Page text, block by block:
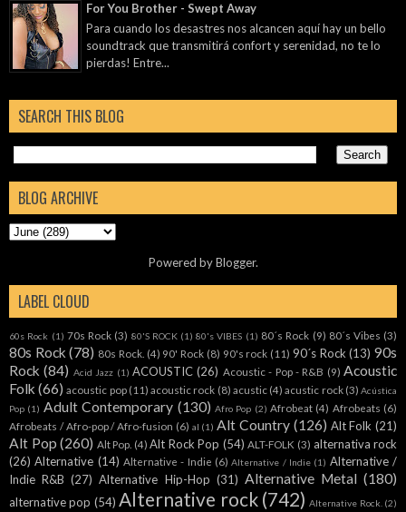
For You Brother - Swept Away
Para cuando los desastres nos alcancen aquí hay un bello
soundtrack que transmitirá confort y serenidad, no te lo
pierdas! Entre...
SEARCH THIS BLOG
BLOG ARCHIVE
Powered byBlogger.
LABEL CLOUD
60s Rock (1) 70s Rock (3) 80'S ROCK (1) 80's VIBES (1) 80´s Rock (9) 80´s Vibes (3)
80s Rock (78) 80s Rock. (4) 90' Rock (8) 90's rock (11) 90´s Rock (13) 90s
Rock (84) Acid Jazz (1) ACOUSTIC (26) Acoustic - Pop - R&B (9) Acoustic
Folk (66) acoustic pop (11) acoustic rock (8) acustic (4) acustic rock (3) Acústica
Pop (1) Adult Contemporary (130) Afro Pop (2) Afrobeat (4) Afrobeats (6)
Afrobeats / Afro-pop / Afro-fusion (6) al (1) Alt Country (126) Alt Folk (21)
Alt Pop (260) Alt Pop. (4) Alt Rock Pop (54) ALT-FOLK (3) alternativa rock
(26) Alternative (14) Alternative - Indie (6) Alternative / Indie (1) Alternative /
Indie R&B (27) Alternative Hip-Hop (31) Alternative Metal (180)
alternative pop (54) Alternative rock (742) Alternative Rock. (2)